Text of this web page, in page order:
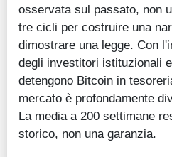
osservata sul passato, non
tre cicli per costruire una
dimostrare una legge. Con
degli investitori istituzionali
detengono Bitcoin in
mercato è profondamente
La media a 200 settimane
storico, non una garanzia.